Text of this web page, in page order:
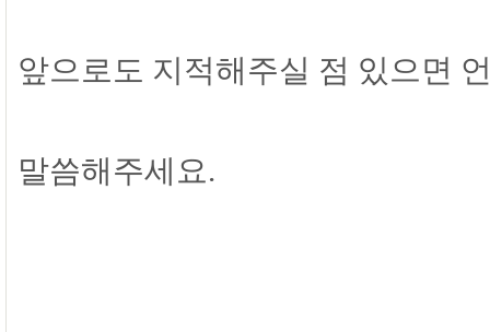
앞으로도 지적해주실 점 있으면
말씀해주세요.